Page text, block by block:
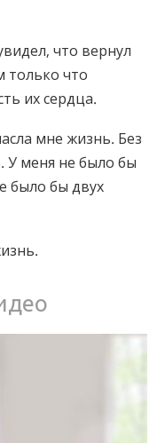
что вернул
только что
их сердца.
мне жизнь. Без
У меня не было бы
было бы двух